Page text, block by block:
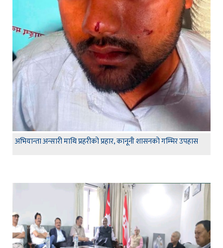
अभियान्ता अन्सारी माथि प्रहरीको प्रहार, कानूनी शासनको गम्भिर उपहास